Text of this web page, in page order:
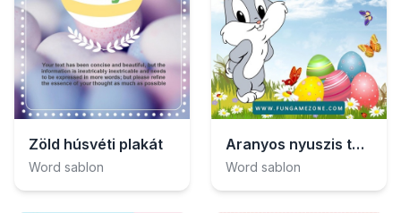
Zöld húsvéti plakát
Word sablon
Aranyos nyuszis tojásvadászat plakát
Word sablon